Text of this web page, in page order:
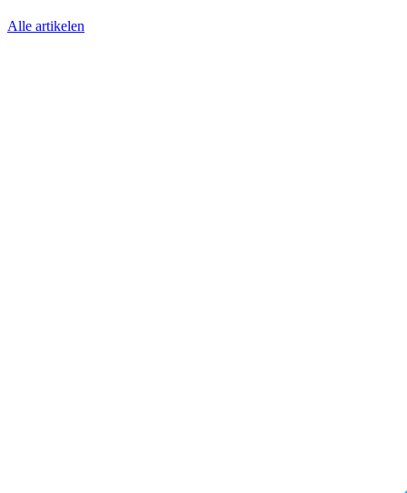
Alle artikelen